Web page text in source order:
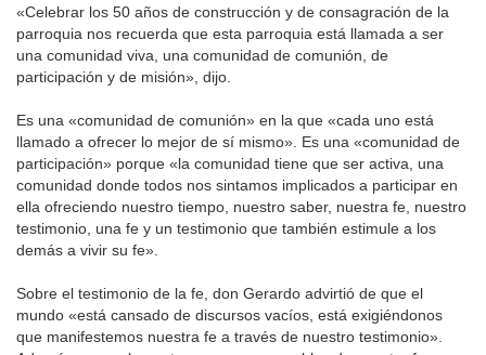
«Celebrar los 50 años de construcción y de consagración de la
parroquia nos recuerda que esta parroquia está llamada a ser
una comunidad viva, una comunidad de comunión, de
participación y de misión», dijo.
Es una «comunidad de comunión» en la que «cada uno está
llamado a ofrecer lo mejor de sí mismo». Es una «comunidad de
participación» porque «la comunidad tiene que ser activa, una
comunidad donde todos nos sintamos implicados a participar en
ella ofreciendo nuestro tiempo, nuestro saber, nuestra fe, nuestro
testimonio, una fe y un testimonio que también estimule a los
demás a vivir su fe».
Sobre el testimonio de la fe, don Gerardo advirtió de que el
mundo «está cansado de discursos vacíos, está exigiéndonos
que manifestemos nuestra fe a través de nuestro testimonio».